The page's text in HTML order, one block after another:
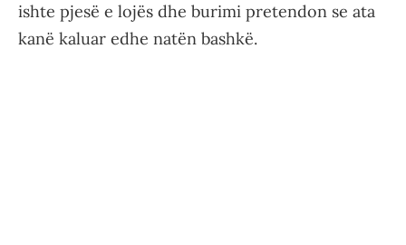
ishte pjesë e lojës dhe burimi pretendon se ata
kanë kaluar edhe natën bashkë.